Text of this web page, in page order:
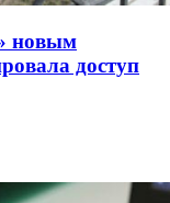
новым
доступ